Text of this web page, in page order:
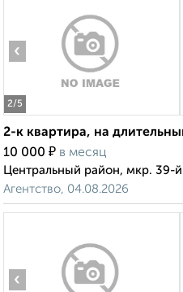
2/5
‹
2-к квартира, на
10 000 ₽ в месяц
Центральный район, мкр. 39-
Агентство, 04.08.2026
‹